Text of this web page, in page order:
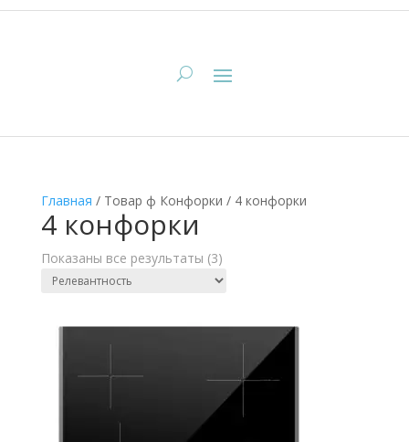
Главная / Товар ф Конфорки / 4 конфорки
4 конфорки
Показаны все результаты (3)